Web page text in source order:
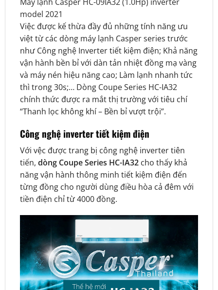
model 2021
Việc được kế thừa đầy đủ những tính năng ưu
việt từ các dòng máy lạnh Casper series trước
như Công nghệ Inverter tiết kiệm điện; Khả năng
vận hành bền bỉ với dàn tản nhiệt đồng mạ vàng
và máy nén hiệu năng cao; Làm lạnh nhanh tức
thì trong 30s;… Dòng Coupe Series HC-IA32
chính thức được ra mắt thị trường với tiêu chí
“Thanh lọc không khí – Bền bỉ vượt trội”.
Công nghệ inverter tiết kiệm điện
Với vệc được trang bị công nghệ inverter tiên
tiến, dòng Coupe Series HC-IA32 cho thấy khả
năng vận hành thông minh tiết kiệm điện đến
từng đồng cho người dùng điều hòa cả đêm với
tiền điện chỉ từ 4000 đồng.